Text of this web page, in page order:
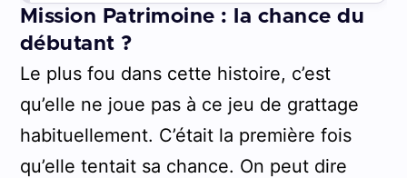
Mission Patrimoine : la chance du
débutant ?
Le plus fou dans cette histoire, c’est
qu’elle ne joue pas à ce jeu de grattage
habituellement. C’était la première fois
qu’elle tentait sa chance. On peut dire